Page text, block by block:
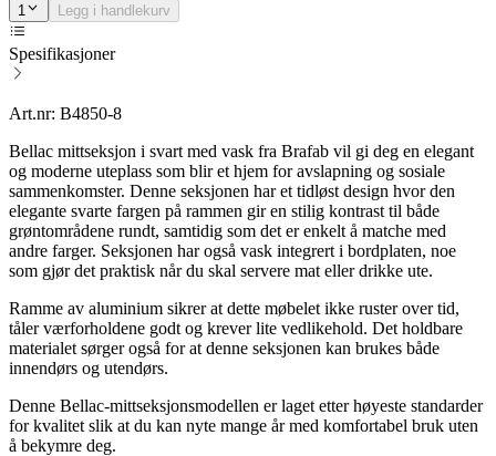
1 Legg i handlekurv
Spesifikasjoner
Art.nr: B4850-8
Bellac mittseksjon i svart med vask fra Brafab vil gi deg en elegant
og moderne uteplass som blir et hjem for avslapning og sosiale
sammenkomster. Denne seksjonen har et tidløst design hvor den
elegante svarte fargen på rammen gir en stilig kontrast til både
grøntområdene rundt, samtidig som det er enkelt å matche med
andre farger. Seksjonen har også vask integrert i bordplaten, noe
som gjør det praktisk når du skal servere mat eller drikke ute.
Ramme av aluminium sikrer at dette møbelet ikke ruster over tid,
tåler værforholdene godt og krever lite vedlikehold. Det holdbare
materialet sørger også for at denne seksjonen kan brukes både
innendørs og utendørs.
Denne Bellac-mittseksjonsmodellen er laget etter høyeste standarder
for kvalitet slik at du kan nyte mange år med komfortabel bruk uten
å bekymre deg.